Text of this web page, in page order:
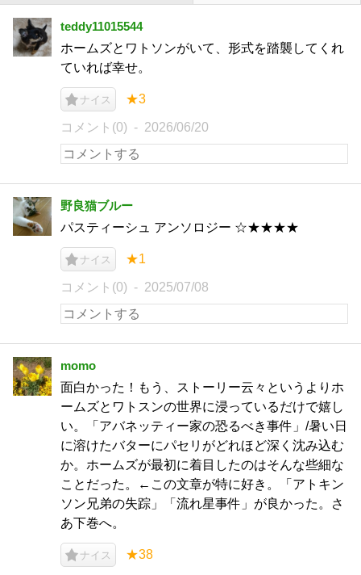
teddy11015544
ホームズとワトソンがいて、形式を踏襲してくれ
ていれば幸せ。
ナイス ★3
コメント(0) 2026/06/20
野良猫ブルー
パスティーシュ アンソロジー ☆★★★★
ナイス ★1
コメント(0) 2025/07/08
momo
面白かった！もう、ストーリー云々というよりホ
ームズとワトスンの世界に浸っているだけで嬉し
い。「アバネッティー家の恐るべき事件」/暑い日
に溶けたバターにパセリがどれほど深く沈み込む
か。ホームズが最初に着目したのはそんな些細な
ことだった。←この文章が特に好き。「アトキン
ソン兄弟の失踪」「流れ星事件」が良かった。さ
あ下巻へ。
ナイス ★38